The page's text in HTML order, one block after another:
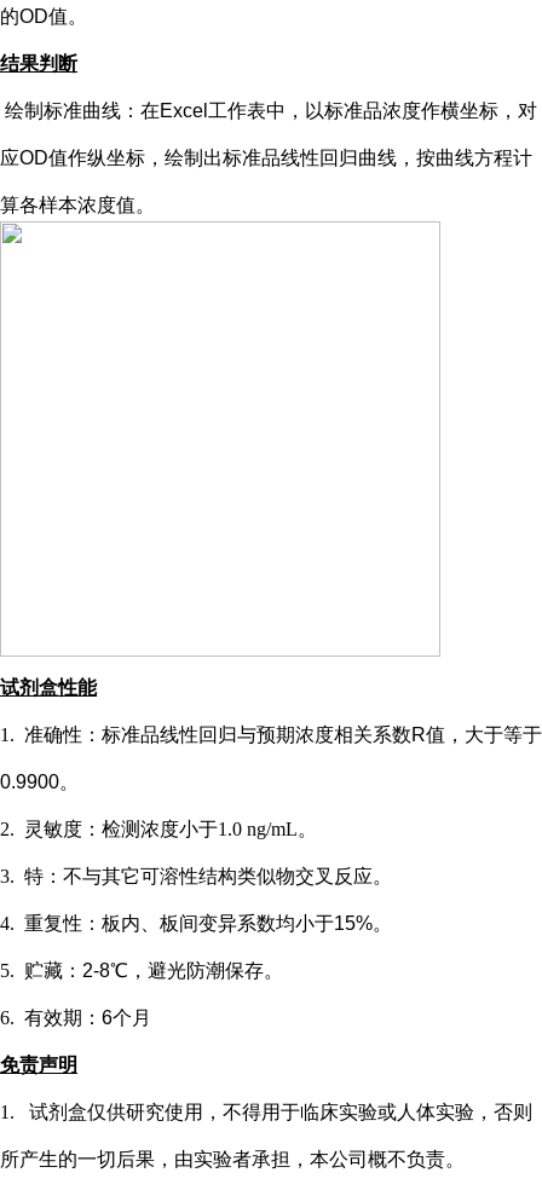
的OD值。
结果判断
绘制标准曲线：在Excel工作表中，以标准品浓度作横坐标，对
应OD值作纵坐标，绘制出标准品线性回归曲线，按曲线方程计
算各样本浓度值。
试剂盒性能
1. 准确性：标准品线性回归与预期浓度相关系数R值，大于等于
0.9900。
2. 灵敏度：检测浓度小于1.0 ng/mL。
3. 特：不与其它可溶性结构类似物交叉反应。
4. 重复性：板内、板间变异系数均小于15%。
5. 贮藏： 2-8℃，避光防潮保存。
6. 有效期： 6个月
免责声明
1. 试剂盒仅供研究使用，不得用于临床实验或人 体实验，否则
所产生的一切后果，由实验者承担，本公司概不负责。